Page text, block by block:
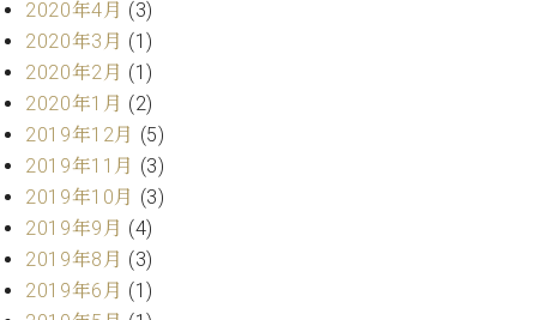
W.
ホ
フ
マ
ン
プ
ロ
フ
ェ
ッ
内
(PDF)
お
問
い
合
せ
本
2020年4月 (3)
2020年3月 (1)
2020年2月 (1)
2020年1月 (2)
2019年12月 (5)
2019年11月 (3)
2019年10月 (3)
2019年9月 (4)
2019年8月 (3)
2019年6月 (1)